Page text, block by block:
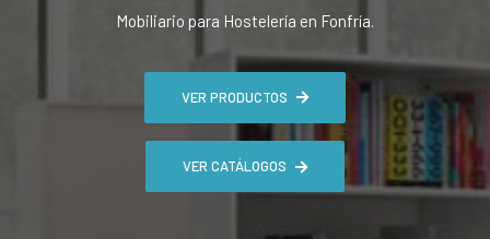
Mobiliario para Hostelería en Fonfría.
VER PRODUCTOS
VER CATÁLOGOS